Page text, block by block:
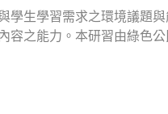
生學習需求之環境議題
之能力。本研習由綠色